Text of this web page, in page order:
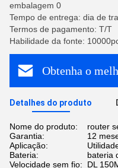
embalagem 0
Tempo de entrega: dia de
Termos de pagamento: T/T
Habilidade da fonte:
Obtenha o
Detalhes do produto
Nome do produto:
router
Garantia:
12
Aplicação:
Bateria:
bateria
Velocidade sem fio:
DL